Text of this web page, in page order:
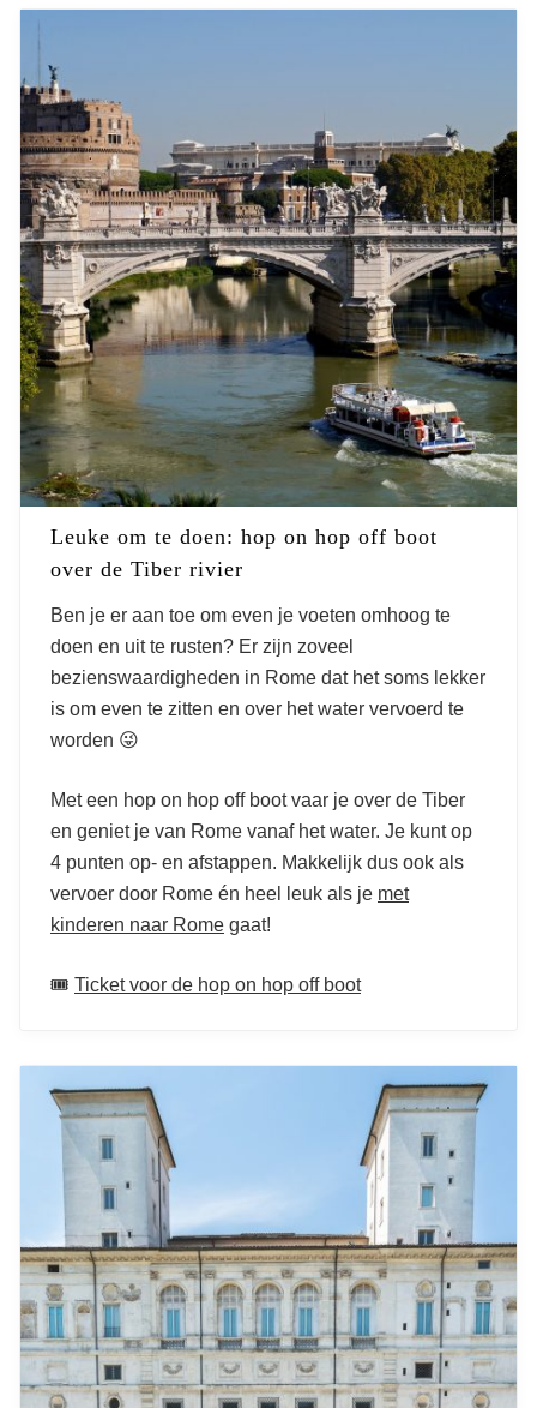
Leuke om te doen: hop on hop off boot
over de Tiber rivier
Ben je er aan toe om even je voeten omhoog te
doen en uit te rusten? Er zijn zoveel
bezienswaardigheden in Rome dat het soms lekker
is om even te zitten en over het water vervoerd te
worden 😜
Met een hop on hop off boot vaar je over de Tiber
en geniet je van Rome vanaf het water. Je kunt op
4 punten op- en afstappen. Makkelijk dus ook als
vervoer door Rome én heel leuk als je met
kinderen naar Rome gaat!
🎟️ Ticket voor de hop on hop off boot